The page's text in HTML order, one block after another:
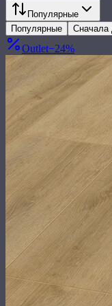
Популярные
Популярные
Сначала
Outlet−24%